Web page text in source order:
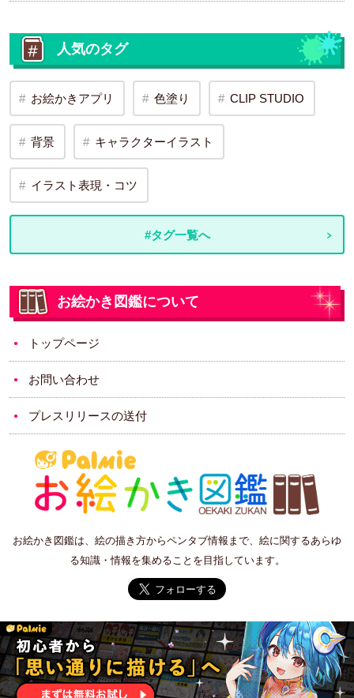
人気のタグ
お絵かきアプリ 色塗り CLIP STUDIO
背景 キャラクターイラスト
イラスト表現・コツ
#タグ一覧へ
お絵かき図鑑について
トップページ
お問い合わせ
プレスリリースの送付
お絵かき図鑑は、絵の描き方からペンタブ情報まで、絵に関するあらゆ
る知識・情報を集めることを目指しています。